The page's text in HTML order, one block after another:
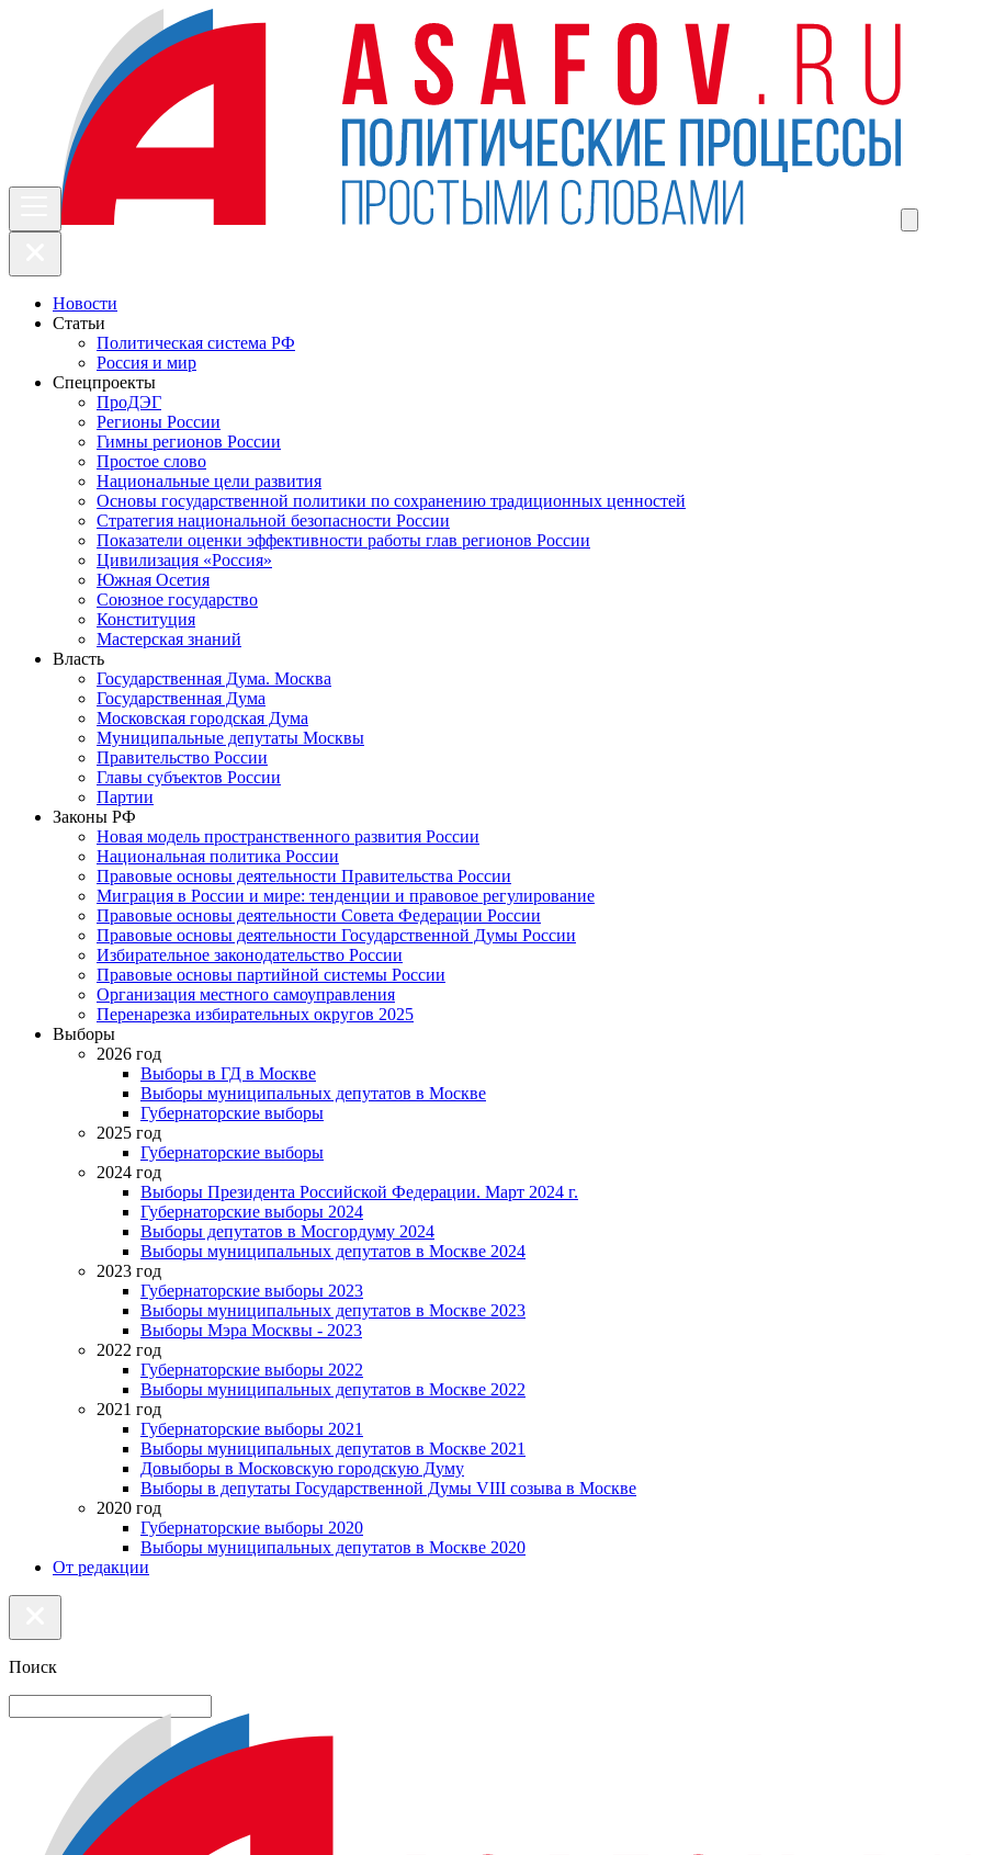
Новости
Статьи
Политическая система РФ
Россия и мир
Спецпроекты
ПроДЭГ
Регионы России
Гимны регионов России
Простое слово
Национальные цели развития
Основы государственной политики по сохранению традиционных ценностей
Стратегия национальной безопасности России
Показатели оценки эффективности работы глав регионов России
Цивилизация «Россия»
Южная Осетия
Союзное государство
Конституция
Мастерская знаний
Власть
Государственная Дума. Москва
Государственная Дума
Московская городская Дума
Муниципальные депутаты Москвы
Правительство России
Главы субъектов России
Партии
Законы РФ
Новая модель пространственного развития России
Национальная политика России
Правовые основы деятельности Правительства России
Миграция в России и мире: тенденции и правовое регулирование
Правовые основы деятельности Совета Федерации России
Правовые основы деятельности Государственной Думы России
Избирательное законодательство России
Правовые основы партийной системы России
Организация местного самоуправления
Перенарезка избирательных округов 2025
Выборы
2026 год
Выборы в ГД в Москве
Выборы муниципальных депутатов в Москве
Губернаторские выборы
2025 год
Губернаторские выборы
2024 год
Выборы Президента Российской Федерации. Март 2024 г.
Губернаторские выборы 2024
Выборы депутатов в Мосгордуму 2024
Выборы муниципальных депутатов в Москве 2024
2023 год
Губернаторские выборы 2023
Выборы муниципальных депутатов в Москве 2023
Выборы Мэра Москвы - 2023
2022 год
Губернаторские выборы 2022
Выборы муниципальных депутатов в Москве 2022
2021 год
Губернаторские выборы 2021
Выборы муниципальных депутатов в Москве 2021
Довыборы в Московскую городскую Думу
Выборы в депутаты Государственной Думы VIII созыва в Москве
2020 год
Губернаторские выборы 2020
Выборы муниципальных депутатов в Москве 2020
От редакции
Поиск